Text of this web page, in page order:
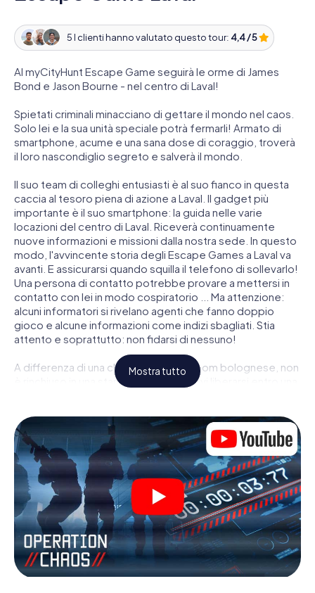
5 I clienti hanno valutato questo tour: 4,4 / 5
Al myCityHunt Escape Game seguirà le orme di James
Bond e Jason Bourne - nel centro di Laval!
Spietati criminali minacciano di gettare il mondo nel caos.
Solo lei e la sua unità speciale potrà fermarli! Armato di
smartphone, acume e una sana dose di coraggio, troverà
il loro nascondiglio segreto e salverà il mondo.
Il suo team di colleghi entusiasti è al suo fianco in questa
caccia al tesoro piena di azione a Laval. Il gadget più
importante è il suo smartphone: la guida nelle varie
locazioni del centro di Laval. Riceverà continuamente
nuove informazioni e missioni dalla nostra sede. In questo
modo, l'avvincente storia degli Escape Games a Laval va
avanti. E assicurarsi quando squilla il telefono di sollevarlo!
Una persona di contatto potrebbe provare a mettersi in
contatto con lei in modo cospiratorio ... Ma attenzione:
alcuni informatori si rivelano agenti che fanno doppio
gioco e alcune informazioni come indizi sbagliati. Stia
attento e soprattutto: non fidarsi di nessuno!
A differenza di una classica Escape Room bolognese, non
è rinchiuso in una stanza dalla quale devi liberarsi entro una
Il requisito tecnico per la sua avventura da agente a Laval é
uno smartphone con accesso a Internet mobile. Un clic le
dà accesso alla nostra app web. Non è necessario
installare nulla per essere trascinati nell'azione da video
interattivi, minigiochi complicati e molte altre funzionalità.
Lavori insieme con una squadra, origli le spie nemiche e
porti gli ufficiali di collegamento dalla sua parte. In questo
Escape Game a Laval lei e la sua squadra dovete essere
pronti a fermare i cattivi. A differenza di James Bond and
Co., tuttavia, non diventate eroi silenziosi: lei e la sua
squadra sarete immortalati nel punteggio più alto del Laval
Mostra tutto